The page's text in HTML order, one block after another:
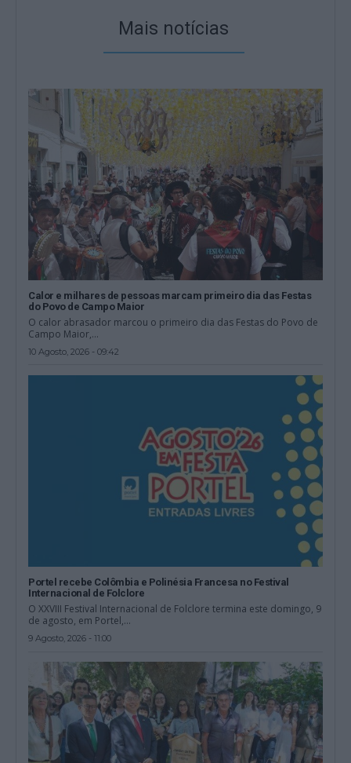
Mais notícias
Calor e milhares de pessoas marcam primeiro dia das Festas
do Povo de Campo Maior
O calor abrasador marcou o primeiro dia das Festas do Povo de
Campo Maior,...
10 Agosto, 2026 - 09:42
Portel recebe Colômbia e Polinésia Francesa no Festival
Internacional de Folclore
O XXVIII Festival Internacional de Folclore termina este domingo, 9
de agosto, em Portel,...
9 Agosto, 2026 - 11:00